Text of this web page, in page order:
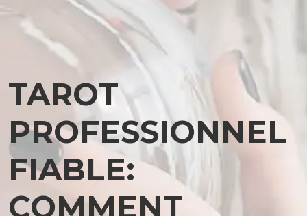
TAROT
PROFESSIONNEL
FIABLE:
COMMENT